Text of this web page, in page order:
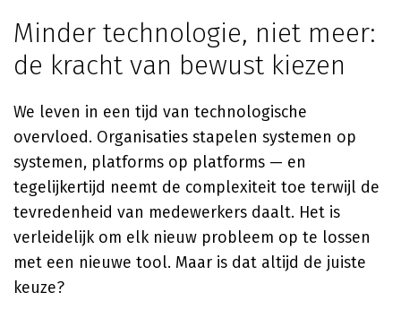
Minder technologie, niet meer:
de kracht van bewust kiezen
We leven in een tijd van technologische
overvloed. Organisaties stapelen systemen op
systemen, platforms op platforms — en
tegelijkertijd neemt de complexiteit toe terwijl de
tevredenheid van medewerkers daalt. Het is
verleidelijk om elk nieuw probleem op te lossen
met een nieuwe tool. Maar is dat altijd de juiste
keuze?